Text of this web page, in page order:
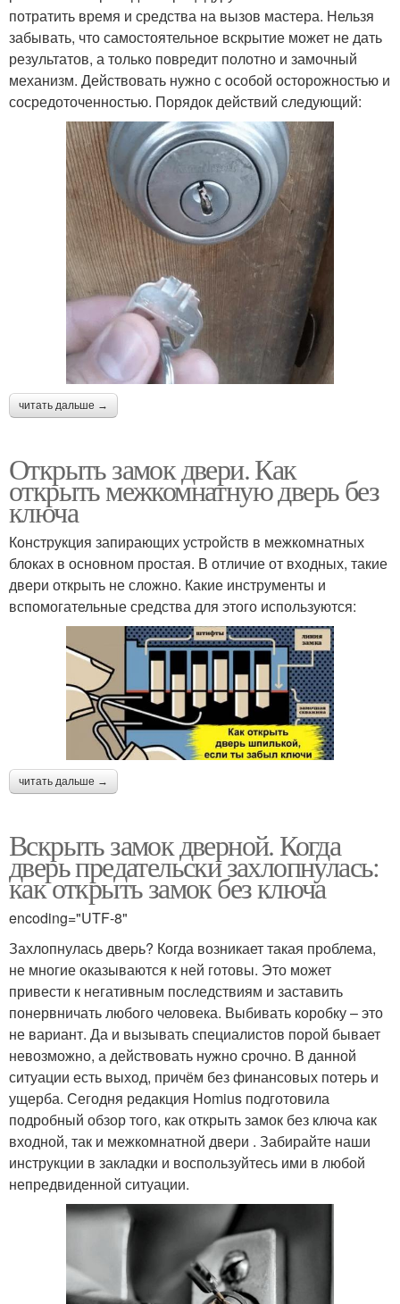
потратить время и средства на вызов мастера. Нельзя
забывать, что самостоятельное вскрытие может не дать
результатов, а только повредит полотно и замочный
механизм. Действовать нужно с особой осторожностью и
сосредоточенностью. Порядок действий следующий:
читать дальше →
Открыть замок двери. Как
открыть межкомнатную дверь без
ключа
Конструкция запирающих устройств в межкомнатных
блоках в основном простая. В отличие от входных, такие
двери открыть не сложно. Какие инструменты и
вспомогательные средства для этого используются:
читать дальше →
Вскрыть замок дверной. Когда
дверь предательски захлопнулась:
как открыть замок без ключа
encoding="UTF-8"
Захлопнулась дверь? Когда возникает такая проблема,
не многие оказываются к ней готовы. Это может
привести к негативным последствиям и заставить
понервничать любого человека. Выбивать коробку – это
не вариант. Да и вызывать специалистов порой бывает
невозможно, а действовать нужно срочно. В данной
ситуации есть выход, причём без финансовых потерь и
ущерба. Сегодня редакция Homius подготовила
подробный обзор того, как открыть замок без ключа как
входной, так и межкомнатной двери . Забирайте наши
инструкции в закладки и воспользуйтесь ими в любой
непредвиденной ситуации.